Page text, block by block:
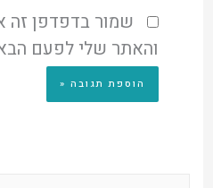
שמור בדפדפן זה
והאתר שלי לפעם